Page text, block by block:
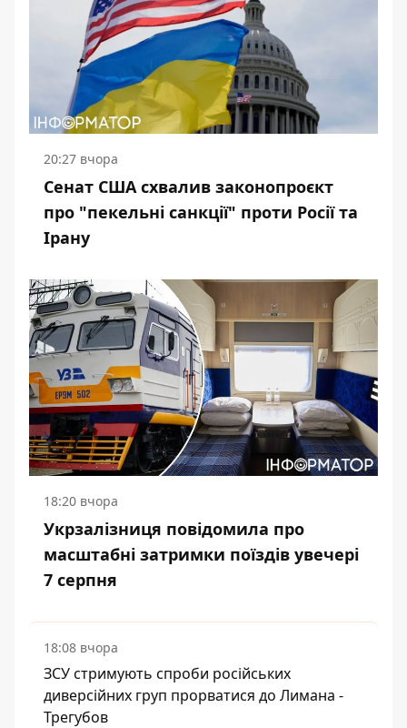
20:27 вчора
Сенат США схвалив законопроєкт
про "пекельні санкції" проти Росії та
Ірану
18:20 вчора
Укрзалізниця повідомила про
масштабні затримки поїздів увечері
7 серпня
18:08 вчора
ЗСУ стримують спроби російських
диверсійних груп прорватися до Лимана -
Трегубов